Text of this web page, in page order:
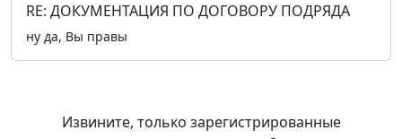
RE: ДОКУМЕНТАЦИЯ ПО ДОГОВОРУ ПОДРЯДА
ну да, Вы правы
Извините, только зарегистрированные